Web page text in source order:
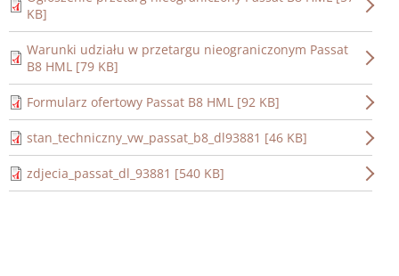
KB]
Warunki udziału w przetargu nieograniczonym Passat
B8 HML [79 KB]
Formularz ofertowy Passat B8 HML [92 KB]
stan_techniczny_vw_passat_b8_dl93881 [46 KB]
zdjecia_passat_dl_93881 [540 KB]